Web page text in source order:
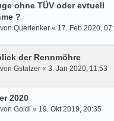
ohne TÜV oder evtuell
?
Querlenker « 17. Feb 2020,
der Rennmöhre
Gstalzer « 3. Jan 2020, 11:53
2020
Goldi « 19. Okt 2019, 20:35